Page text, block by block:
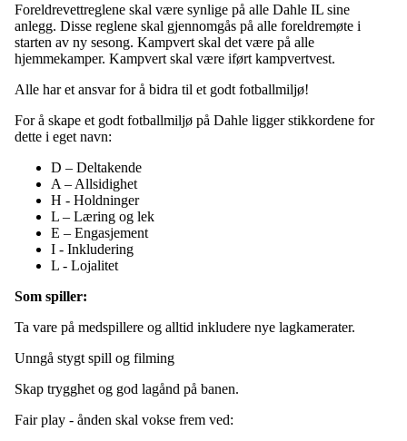
Foreldrevettreglene skal være synlige på alle Dahle IL sine
anlegg. Disse reglene skal gjennomgås på alle foreldremøte i
starten av ny sesong. Kampvert skal det være på alle
hjemmekamper. Kampvert skal være iført kampvertvest.
Alle har et ansvar for å bidra til et godt fotballmiljø!
For å skape et godt fotballmiljø på Dahle ligger stikkordene for
dette i eget navn:
D – Deltakende
A – Allsidighet
H - Holdninger
L – Læring og lek
E – Engasjement
I - Inkludering
L - Lojalitet
Som spiller:
Ta vare på medspillere og alltid inkludere nye lagkamerater.
Unngå stygt spill og filming
Skap trygghet og god lagånd på banen.
Fair play - ånden skal vokse frem ved: